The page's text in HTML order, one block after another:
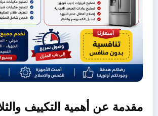
مقدمة عن أهمية التكييف